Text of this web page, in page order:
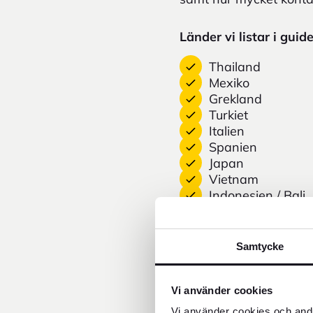
Samtycke
Vi använder cookies
Länder vi listar i
Thailand
Mexiko
Grekland
Turkiet
Italien
Spanien
Japan
Vietnam
Indonesien / Bali
Albanien
Polen
En bra tumregel är